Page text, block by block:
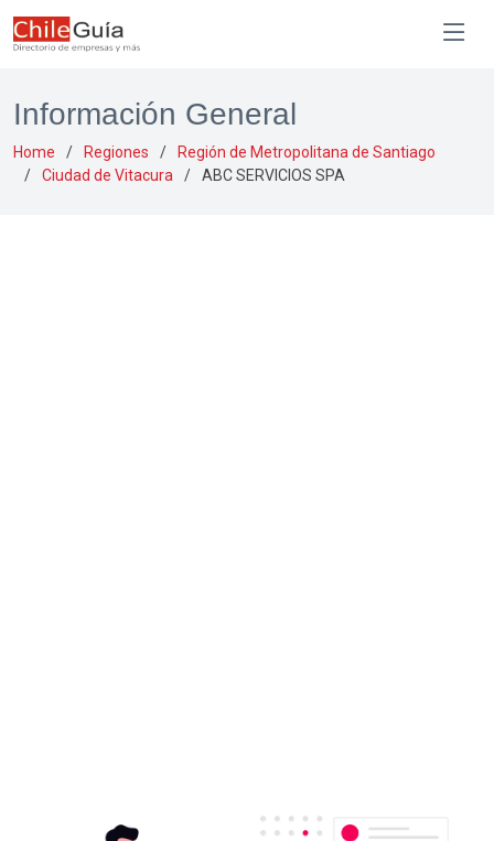
Información General
Home Regiones
Región de Metropolitana de Santiago
Ciudad de Vitacura
ABC SERVICIOS SPA